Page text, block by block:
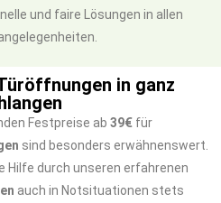
und faire Lösungen in allen
in ganz
Festpreise ab 39€ für
sind besonders erwähnenswert.
Hilfe durch unseren erfahrenen
auch in Notsituationen stets